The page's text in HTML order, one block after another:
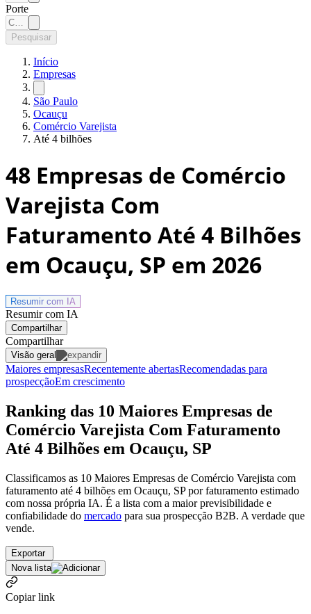
Porte
Pesquisar
Início
Empresas
São Paulo
Ocauçu
Comércio Varejista
Até 4 bilhões
48 Empresas de Comércio
Varejista Com
Faturamento Até 4 Bilhões
em Ocauçu, SP em 2026
Resumir com IA
Resumir com IA
Compartilhar
Compartilhar
Visão geral
Maiores empresasRecentemente abertasRecomendadas para
prospecçãoEm crescimento
Ranking das 10 Maiores Empresas de
Comércio Varejista Com Faturamento
Até 4 Bilhões em Ocauçu, SP
Classificamos as 10 Maiores Empresas de Comércio Varejista com
faturamento até 4 bilhões em Ocauçu, SP por faturamento estimado
com nossa própria IA. É a lista com a maior previsibilidade e
confiabilidade do mercado para sua prospecção B2B. A verdade que
vende.
Exportar
Nova lista
Copiar link